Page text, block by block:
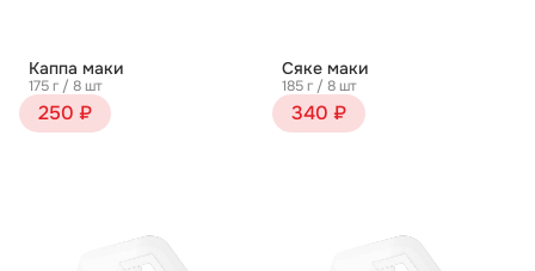
Каппа маки
175 г / 8 шт
250 ₽
Сяке маки
185 г / 8 шт
340 ₽